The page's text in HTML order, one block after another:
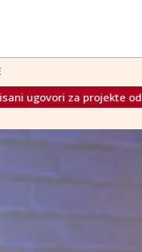
interesa za